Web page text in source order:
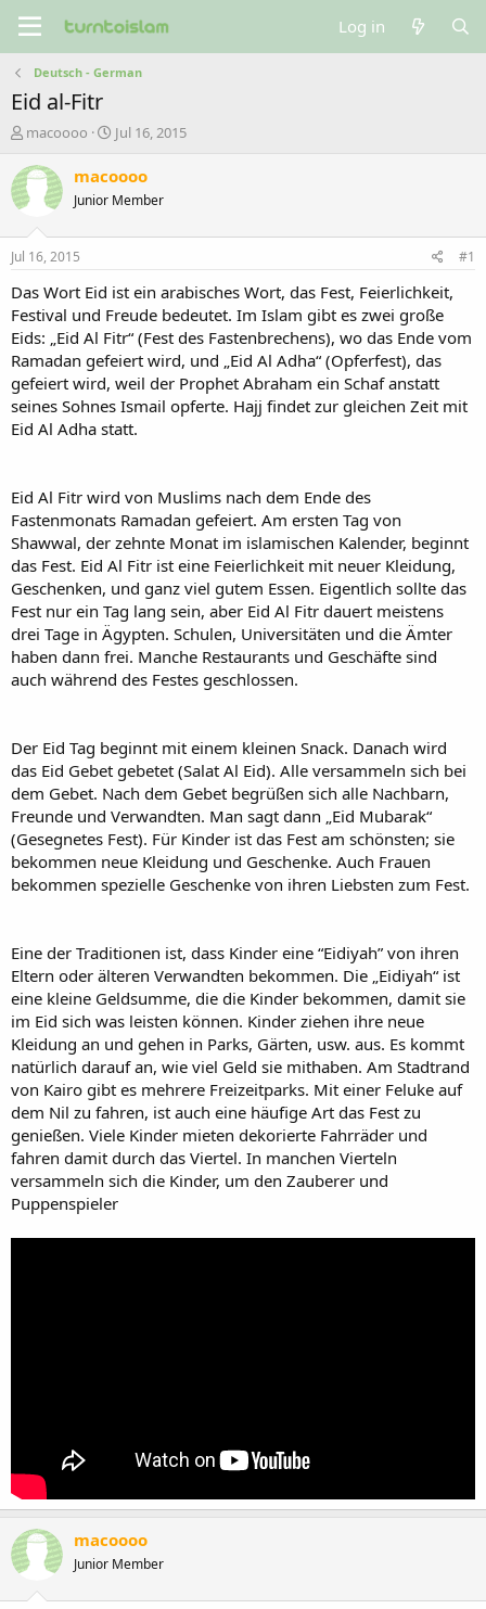
Log in
Deutsch - German
Eid al-Fitr
T
r
e
a
s
a
t
e
r
macoooo
S
a
t
e
Jul 16, 2015
macoooo
Junior Member
Jul 16, 2015 #1
Das Wort Eid ist ein arabisches Wort, das Fest, Feierlichkeit,
Festival und Freude bedeutet. Im Islam gibt es zwei große
Eids: „Eid Al Fitr“ (Fest des Fastenbrechens), wo das Ende vom
Ramadan gefeiert wird, und „Eid Al Adha“ (Opferfest), das
gefeiert wird, weil der Prophet Abraham ein Schaf anstatt
seines Sohnes Ismail opferte. Hajj findet zur gleichen Zeit mit
Eid Al Adha statt.
Eid Al Fitr wird von Muslims nach dem Ende des
Fastenmonats Ramadan gefeiert. Am ersten Tag von
Shawwal, der zehnte Monat im islamischen Kalender, beginnt
das Fest. Eid Al Fitr ist eine Feierlichkeit mit neuer Kleidung,
Geschenken, und ganz viel gutem Essen. Eigentlich sollte das
Fest nur ein Tag lang sein, aber Eid Al Fitr dauert meistens
drei Tage in Ägypten. Schulen, Universitäten und die Ämter
haben dann frei. Manche Restaurants und Geschäfte sind
auch während des Festes geschlossen.
Der Eid Tag beginnt mit einem kleinen Snack. Danach wird
das Eid Gebet gebetet (Salat Al Eid). Alle versammeln sich bei
dem Gebet. Nach dem Gebet begrüßen sich alle Nachbarn,
Freunde und Verwandten. Man sagt dann „Eid Mubarak“
(Gesegnetes Fest). Für Kinder ist das Fest am schönsten; sie
bekommen neue Kleidung und Geschenke. Auch Frauen
bekommen spezielle Geschenke von ihren Liebsten zum Fest.
Eine der Traditionen ist, dass Kinder eine “Eidiyah” von ihren
Eltern oder älteren Verwandten bekommen. Die „Eidiyah“ ist
eine kleine Geldsumme, die die Kinder bekommen, damit sie
im Eid sich was leisten können. Kinder ziehen ihre neue
Kleidung an und gehen in Parks, Gärten, usw. aus. Es kommt
natürlich darauf an, wie viel Geld sie mithaben. Am Stadtrand
von Kairo gibt es mehrere Freizeitparks. Mit einer Feluke auf
dem Nil zu fahren, ist auch eine häufige Art das Fest zu
genießen. Viele Kinder mieten dekorierte Fahrräder und
fahren damit durch das Viertel. In manchen Vierteln
versammeln sich die Kinder, um den Zauberer und
Puppenspieler
macoooo
Junior Member